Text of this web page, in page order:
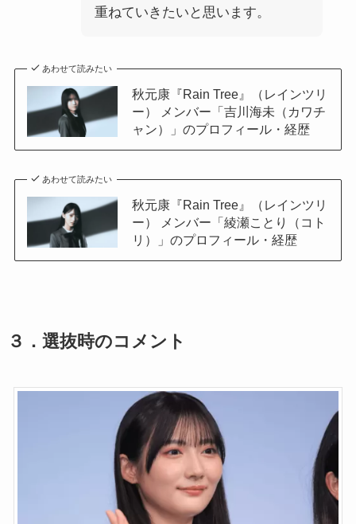
重ねていきたいと思います。
あわせて読みたい
秋元康『Rain Tree』（レインツリ
ー） メンバー「吉川海未（カワチ
ャン）」のプロフィール・経歴
あわせて読みたい
秋元康『Rain Tree』（レインツリ
ー） メンバー「綾瀬ことり（コト
リ）」のプロフィール・経歴
３． 選抜時のコメント